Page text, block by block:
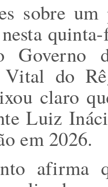
sobre
Governo
Vital do
claro
Luiz
em 2026.
afirma